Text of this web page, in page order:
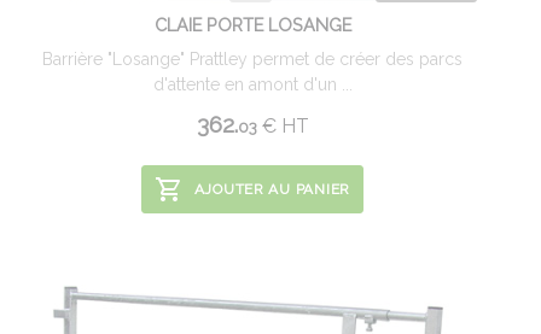
CLAIE PORTE LOSANGE
Barrière "Losange" Prattley permet de créer des parcs
d'attente en amont d'un ...
362.03 €HT
AJOUTER AU PANIER